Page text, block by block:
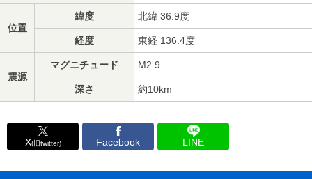
位置
緯度 北緯 36.9度
経度 東経 136.4度
震源
マグニチュード M2.9
深さ 約10km
X(旧twitter) Facebook LINE